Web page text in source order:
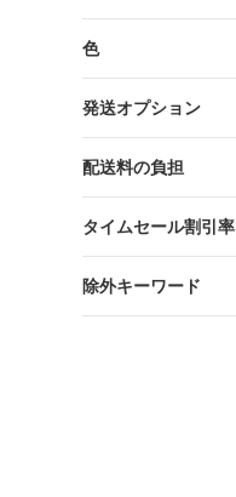
色
発送オプション
配送料の負担
タイムセール割引率
除外キーワード